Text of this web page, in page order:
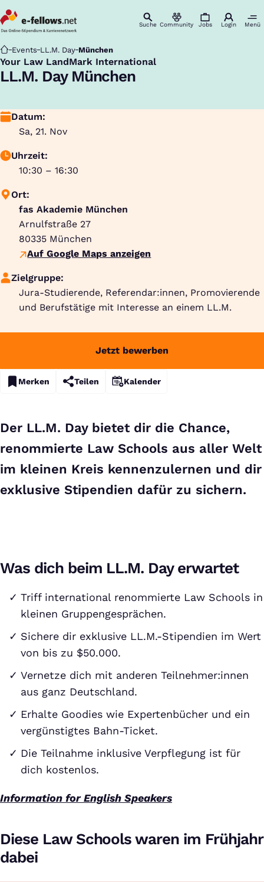
Suche Community Jobs Login Menü
Startseite
Events LL.M. Day München
Your Law LandMark International
:
LL.M. Day München
Datum:
Sa, 21. Nov
Uhrzeit:
10:30 – 16:30
Ort:
fas Akademie München
Arnulfstraße 27
80335 München
Auf Google Maps anzeigen
Zielgruppe:
Jura-Studierende, Referendar:innen, Promovierende
und Berufstätige mit Interesse an einem LL.M.
Jetzt bewerben
Merken Teilen Kalender
Der LL.M. Day bietet dir die Chance,
renommierte Law Schools aus aller Welt
im kleinen Kreis kennenzulernen und dir
exklusive Stipendien dafür zu sichern.
Was dich beim LL.M. Day erwartet
Triff international renommierte Law Schools in
kleinen Gruppengesprächen.
Sichere dir exklusive LL.M.-Stipendien im Wert
von bis zu $50.000.
Vernetze dich mit anderen Teilnehmer:innen
aus ganz Deutschland.
Erhalte Goodies wie Expertenbücher und ein
vergünstigtes Bahn-Ticket.
Die Teilnahme inklusive Verpflegung ist für
dich kostenlos.
Information for English Speakers
Diese Law Schools waren im Frühjahr
dabei